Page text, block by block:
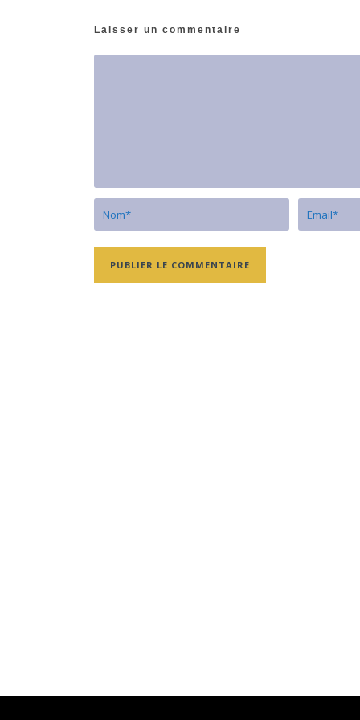
Laisser un commentaire